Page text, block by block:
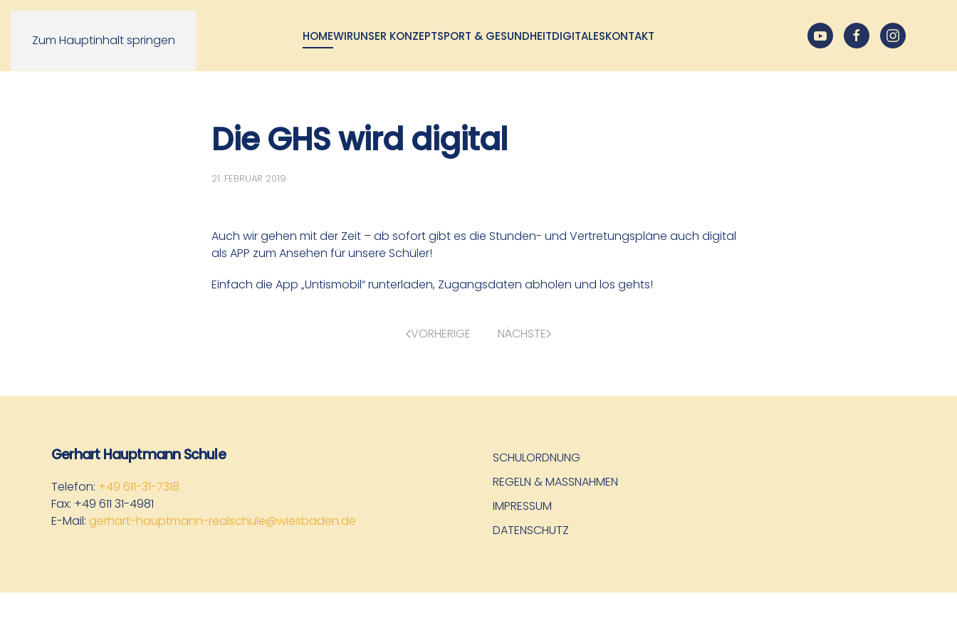
Zum Hauptinhalt springen HOMEWIRUNSER KONZEPTSPORT & GESUNDHEITDIGITALESKONTAKT
Die GHS wird digital
21. FEBRUAR 2019
Auch wir gehen mit der Zeit – ab sofort gibt es die Stunden- und Vertretungspläne auch digital
als APP zum Ansehen für unsere Schüler!
Einfach die App „Untismobil“ runterladen, Zugangsdaten abholen und los gehts!
VORHERIGE NÄCHSTE
Gerhart Hauptmann Schule
Telefon: +49 611-31-7318
Fax: +49 611 31-4981
E-Mail: gerhart-hauptmann-realschule@wiesbaden.de
SCHULORDNUNG
REGELN & MASSNAHMEN
IMPRESSUM
DATENSCHUTZ